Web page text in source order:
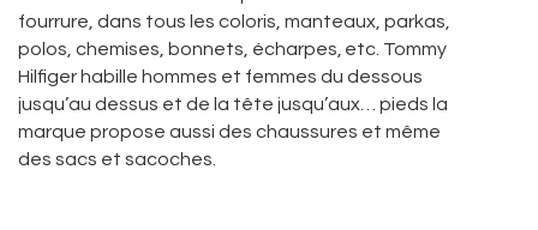
fourrure, dans tous les coloris, manteaux, parkas,
polos, chemises, bonnets, écharpes, etc. Tommy
Hilfiger habille hommes et femmes du dessous
jusqu’au dessus et de la tête jusqu’aux… pieds la
marque propose aussi des chaussures et même
des sacs et sacoches.